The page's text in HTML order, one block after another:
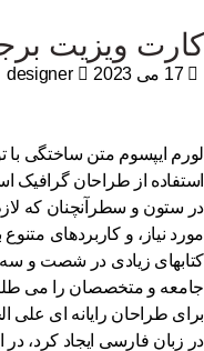
ویزیت
17 می 2023 designer
ایپسوم متن ساختگی با
از طراحان گرافیک
ستون و سطرآنچنان که
نیاز، و کاربردهای متنوع
زیادی در شصت و سه
و متخصصان را می طلبد،
طراحان رایانه ای علی
زبان فارسی ایجاد کرد، در